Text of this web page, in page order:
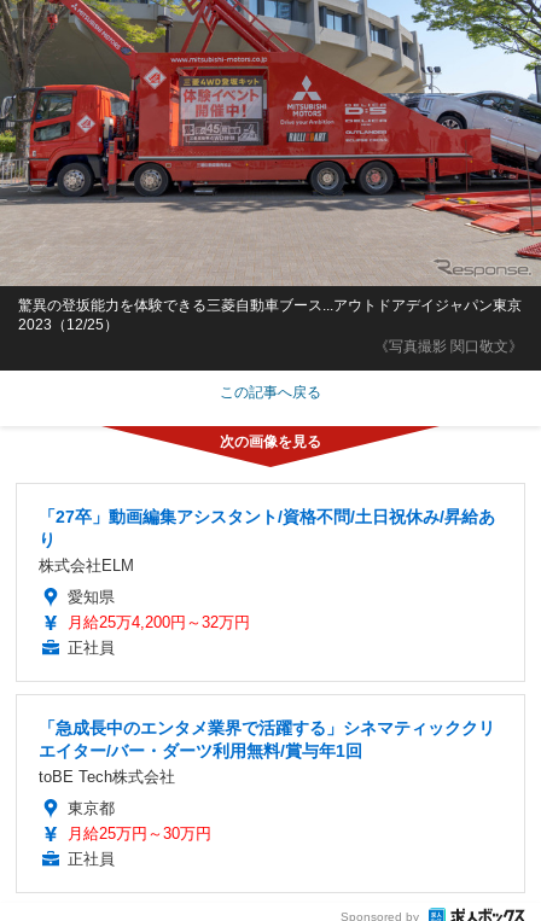
《写真撮影 関口敬文》
驚異の登坂能力を体験できる三菱自動車ブース...アウトドアデイジャパン東京
2023（12/25）
この記事へ戻る
「27卒」動画編集アシスタント/資格不問/土日祝休み/昇給あ
り
株式会社ELM
愛知県
月給25万4,200円～32万円
正社員
「急成長中のエンタメ業界で活躍する」シネマティッククリ
エイター/バー・ダーツ利用無料/賞与年1回
toBE Tech株式会社
東京都
月給25万円～30万円
正社員
Sponsored by